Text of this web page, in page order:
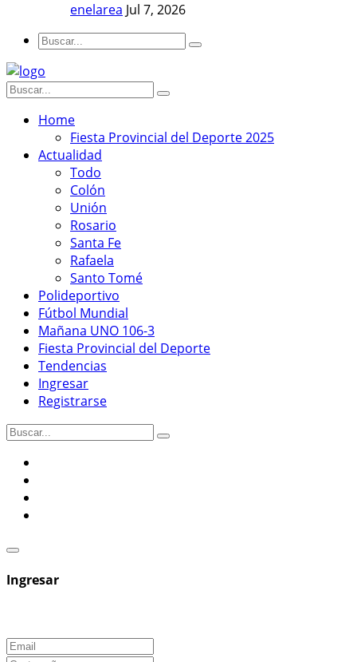
enelarea Jul 7, 2026
Home
Fiesta Provincial del Deporte 2025
Actualidad
Todo
Colón
Unión
Rosario
Santa Fe
Rafaela
Santo Tomé
Polideportivo
Fútbol Mundial
Mañana UNO 106-3
Fiesta Provincial del Deporte
Tendencias
Ingresar
Registrarse
Ingresar